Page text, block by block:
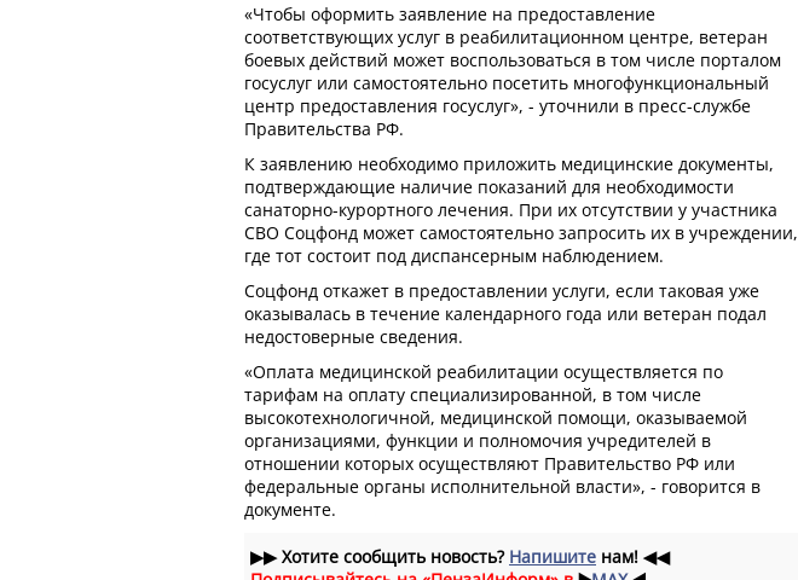
«Чтобы оформить заявление на предоставление
соответствующих услуг в реабилитационном центре, ветеран
боевых действий может воспользоваться в том числе порталом
госуслуг или самостоятельно посетить многофункциональный
центр предоставления госуслуг», - уточнили в пресс-службе
Правительства РФ.
К заявлению необходимо приложить медицинские документы,
подтверждающие наличие показаний для необходимости
санаторно-курортного лечения. При их отсутствии у участника
СВО Соцфонд может самостоятельно запросить их в учреждении,
где тот состоит под диспансерным наблюдением.
Соцфонд откажет в предоставлении услуги, если таковая уже
оказывалась в течение календарного года или ветеран подал
недостоверные сведения.
«Оплата медицинской реабилитации осуществляется по
тарифам на оплату специализированной, в том числе
высокотехнологичной, медицинской помощи, оказываемой
организациями, функции и полномочия учредителей в
отношении которых осуществляют Правительство РФ или
федеральные органы исполнительной власти», - говорится в
документе.
▶▶Хотите сообщить новость? Напишите нам! ◀◀